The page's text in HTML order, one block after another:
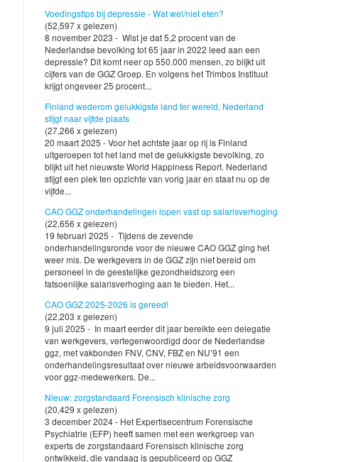
Voedingstips bij depressie - Wat wel/niet eten?
(52,597 x gelezen)
8 november 2023 - Wist je dat 5,2 procent van de
Nederlandse bevolking tot 65 jaar in 2022 leed aan een
depressie? Dit komt neer op 550.000 mensen, zo blijkt uit
cijfers van de GGZ Groep. En volgens het Trimbos Instituut
krijgt ongeveer 25 procent...
Finland wederom gelukkigste land ter wereld, Nederland
stijgt naar vijfde plaats
(27,266 x gelezen)
20 maart 2025 - Voor het achtste jaar op rij is Finland
uitgeroepen tot het land met de gelukkigste bevolking, zo
blijkt uit het nieuwste World Happiness Report. Nederland
stijgt een plek ten opzichte van vorig jaar en staat nu op de
vijfde...
CAO GGZ onderhandelingen lopen vast op salarisverhoging
(22,656 x gelezen)
19 februari 2025 - Tijdens de zevende
onderhandelingsronde voor de nieuwe CAO GGZ ging het
weer mis. De werkgevers in de GGZ zijn niet bereid om
personeel in de geestelijke gezondheidszorg een
fatsoenlijke salarisverhoging aan te bieden. Het...
CAO GGZ 2025-2026 is gereed!
(22,203 x gelezen)
9 juli 2025 - In maart eerder dit jaar bereikte een delegatie
van werkgevers, vertegenwoordigd door de Nederlandse
ggz, met vakbonden FNV, CNV, FBZ en NU’91 een
onderhandelingsresultaat over nieuwe arbeidsvoorwaarden
voor ggz-medewerkers. De...
Nieuw: zorgstandaard Forensisch klinische zorg
(20,429 x gelezen)
3 december 2024 - Het Expertisecentrum Forensische
Psychiatrie (EFP) heeft samen met een werkgroep van
experts de zorgstandaard Forensisch klinische zorg
ontwikkeld, die vandaag is gepubliceerd op GGZ